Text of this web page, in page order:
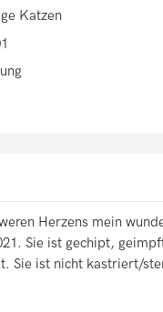
Katzen
Herzens mein
Sie ist gechipt,
Sie ist nicht kastriert/